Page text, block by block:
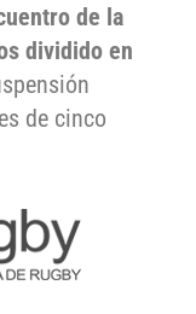
de la
dividido en
de cinco